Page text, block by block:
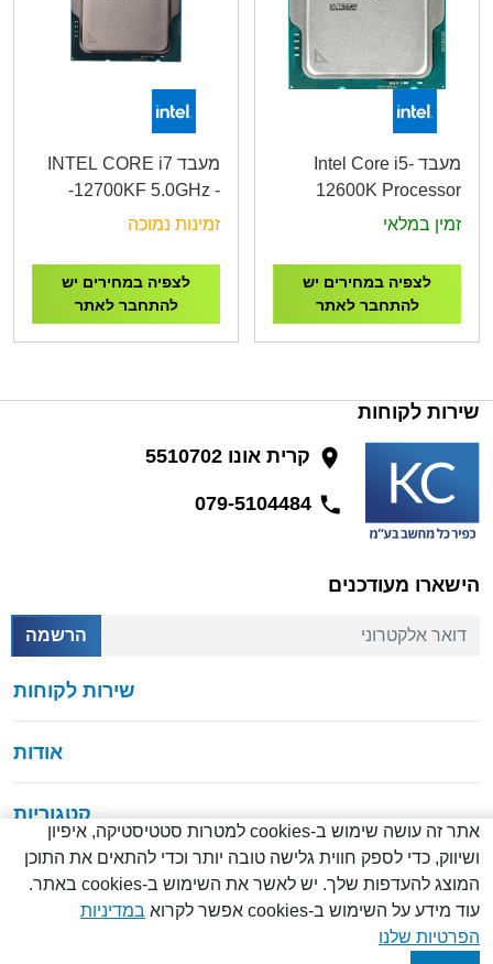
מעבד Intel Core i5-
12600K Processor
4.9GHz Tray
זמין במלאי
לצפיה במחירים יש
להתחבר לאתר
מעבד INTEL CORE i7
-12700KF 5.0GHz -
LGA 1700 Trey
זמינות נמוכה
לצפיה במחירים יש
להתחבר לאתר
שירות לקוחות
קרית אונו 5510702
הישארו מעודכנים
דואר אלקטרוני הרשמה
שירות לקוחות
אודות
קטגוריות
אתר זה עושה שימוש ב-cookies למטרות סטטיסטיקה, איפיון
ושיווק, כדי לספק חווית גלישה טובה יותר וכדי להתאים את התוכן
המוצג להעדפות שלך. יש לאשר את השימוש ב-cookies באתר.
עוד מידע על השימוש ב-cookies אפשר לקרוא
במדיניות
הפרטיות שלנו